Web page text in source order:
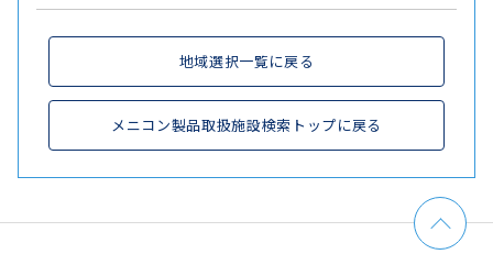
地域選択一覧に戻る
メニコン製品取扱施設検索トップに戻る